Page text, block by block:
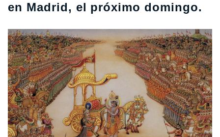
en Madrid, el próximo domingo.